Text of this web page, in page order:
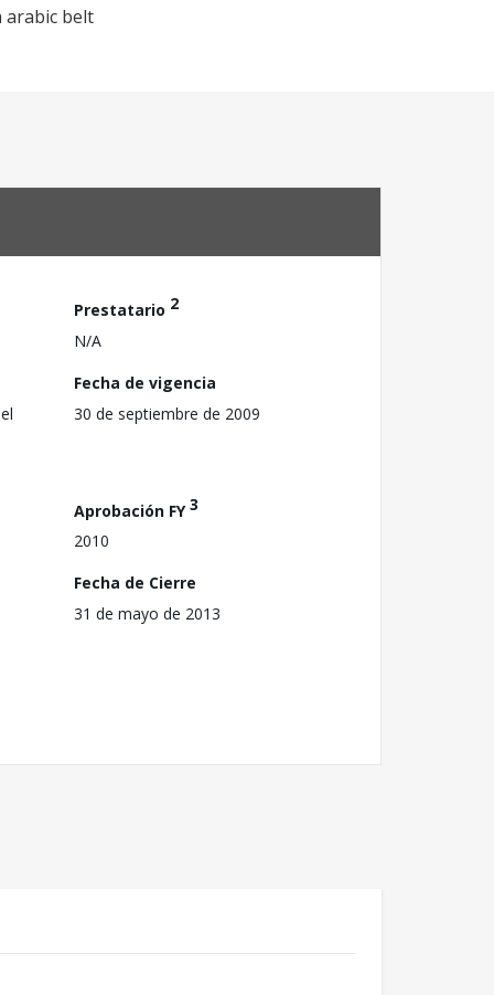
arabic belt
Prestatario 2
N/A
Fecha de vigencia
30 de septiembre de 2009
Aprobación FY3
2010
Fecha de Cierre
31 de mayo de 2013